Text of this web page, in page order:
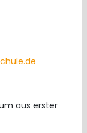
aus erster